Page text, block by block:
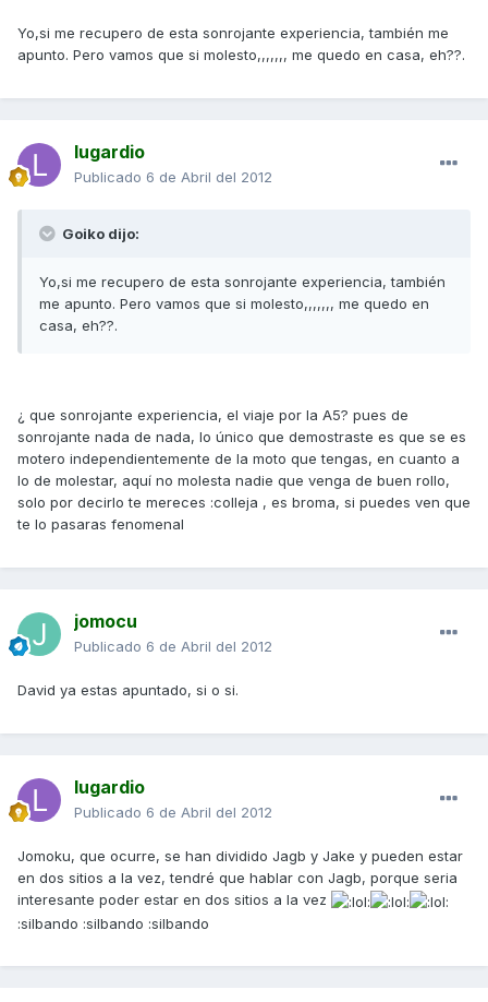
Yo,si me recupero de esta sonrojante experiencia, también me
apunto. Pero vamos que si molesto,,,,,,, me quedo en casa, eh??.
lugardio
Publicado 6 de Abril del 2012
Goiko dijo:
Yo,si me recupero de esta sonrojante experiencia, también
me apunto. Pero vamos que si molesto,,,,,,, me quedo en
casa, eh??.
¿ que sonrojante experiencia, el viaje por la A5? pues de
sonrojante nada de nada, lo único que demostraste es que se es
motero independientemente de la moto que tengas, en cuanto a
lo de molestar, aquí no molesta nadie que venga de buen rollo,
solo por decirlo te mereces :colleja , es broma, si puedes ven que
te lo pasaras fenomenal
jomocu
Publicado 6 de Abril del 2012
David ya estas apuntado, si o si.
lugardio
Publicado 6 de Abril del 2012
Jomoku, que ocurre, se han dividido Jagb y Jake y pueden estar
en dos sitios a la vez, tendré que hablar con Jagb, porque seria
interesante poder estar en dos sitios a la vez
:silbando :silbando :silbando